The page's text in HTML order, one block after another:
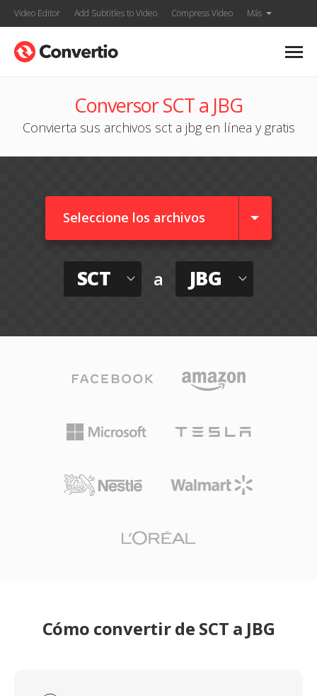
Video Editor Add Subtitles to Video Compress Video Más
Conversor SCT a JBG
Convierta sus archivos sct a jbg en línea y gratis
Seleccione los archivos
SCT a JBG
Cómo convertir de SCT a JBG